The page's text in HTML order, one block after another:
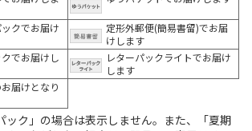
クでお届け
定形外郵便(簡易書留)でお届
けします
でお届けし
レターパックライトでお届け
します
届けとなり
ック」の場合は表示しません。また、「夏期